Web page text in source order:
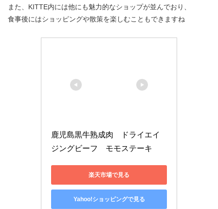
また、KITTE内には他にも魅力的なショップが並んでおり、
食事後にはショッピングや散策を楽しむこともできますね
鹿児島黒牛熟成肉　ドライエイ
ジングビーフ　モモステーキ
楽天市場で見る
Yahoo!ショッピングで見る